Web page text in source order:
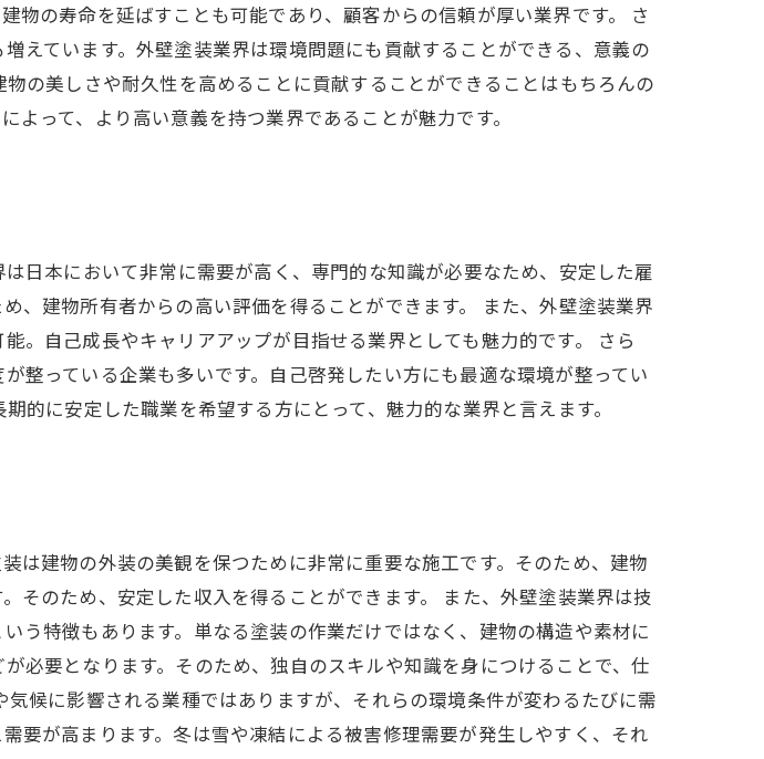
の寿命を延ばすことも可能であり、顧客からの信頼が厚い業界です。 さ
えています。外壁塗装業界は環境問題にも貢献することができる、意義の
の美しさや耐久性を高めることに貢献することができることはもちろんの
って、より高い意義を持つ業界であることが魅力です。
日本において非常に需要が高く、専門的な知識が必要なため、安定した雇
、建物所有者からの高い評価を得ることができます。 また、外壁塗装業界
。自己成長やキャリアアップが目指せる業界としても魅力的です。 さら
整っている企業も多いです。自己啓発したい方にも最適な環境が整ってい
的に安定した職業を希望する方にとって、魅力的な業界と言えます。
は建物の外装の美観を保つために非常に重要な施工です。そのため、建物
そのため、安定した収入を得ることができます。 また、外壁塗装業界は技
う特徴もあります。単なる塗装の作業だけではなく、建物の構造や素材に
必要となります。そのため、独自のスキルや知識を身につけることで、仕
候に影響される業種ではありますが、それらの環境条件が変わるたびに需
要が高まります。冬は雪や凍結による被害修理需要が発生しやすく、それ